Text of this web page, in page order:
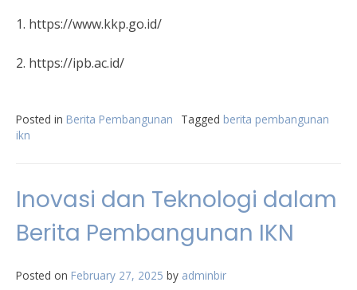
1. https://www.kkp.go.id/
2. https://ipb.ac.id/
Posted in Berita Pembangunan Tagged berita pembangunan
ikn
Inovasi dan Teknologi dalam
Berita Pembangunan IKN
Posted on February 27, 2025 by adminbir